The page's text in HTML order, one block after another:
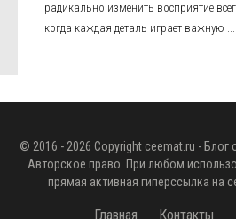
радикально изменить восприятие
когда каждая деталь играет важную ...
© 2016 - 2026 Copyright ceemat.ru - Блог
Авторское право. При любом
прямая активная гиперссылка на
Главная Контакты